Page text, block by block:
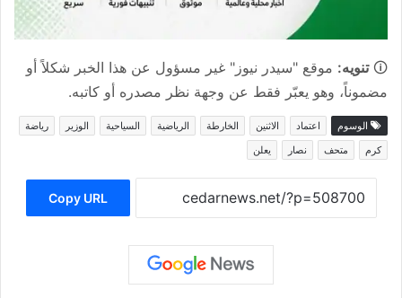
🛈تنويه: موقع "سيدر نيوز" غير مسؤول عن هذا الخبر شكلاً أو
مضموناً، وهو يعبّر فقط عن وجهة نظر مصدره أو كاتبه.
الوسوم اعتماد الاثنين الخارطة الرياضية السياحية الوزير
رياضة
كرم
متحف نصار يعلن
Copy URL